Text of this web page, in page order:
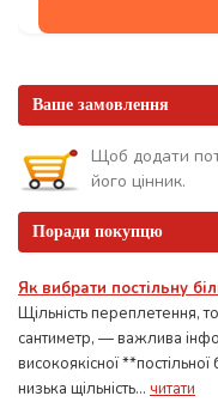
Ваше замовлення
Щоб додати
його цінник.
Поради покупцю
Як вибрати постільну
Щільність переплетення,
сантиметр, — важлива
високоякісної
низька щільність... читати